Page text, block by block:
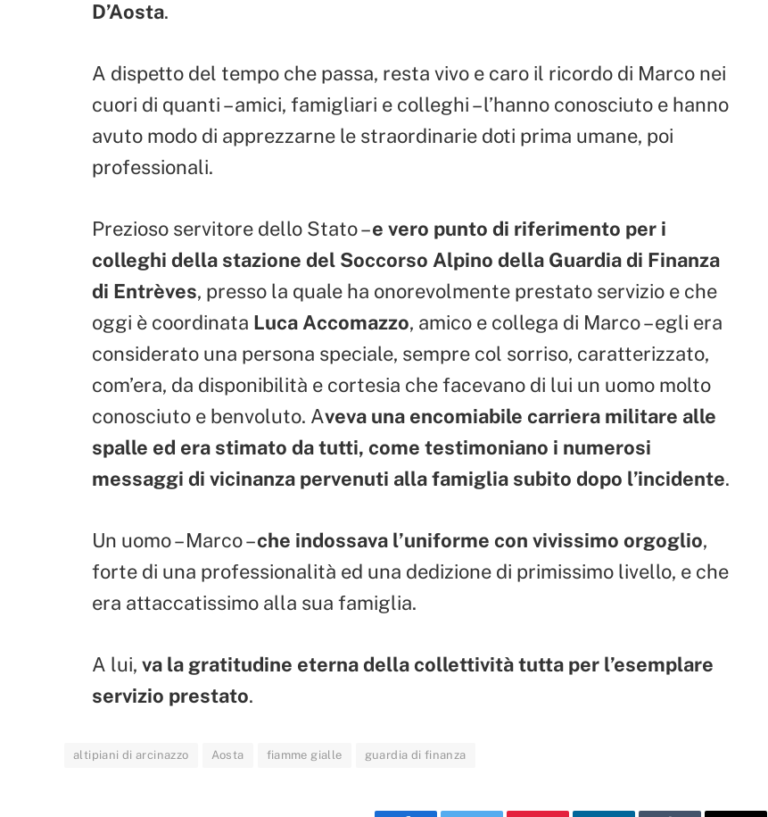
D’Aosta.
A dispetto del tempo che passa, resta vivo e caro il ricordo di Marco nei
cuori di quanti – amici, famigliari e colleghi – l’hanno conosciuto e hanno
avuto modo di apprezzarne le straordinarie doti prima umane, poi
professionali.
Prezioso servitore dello Stato –e vero punto di riferimento per i
colleghi della stazione del Soccorso Alpino della Guardia di Finanza
di Entrèves, presso la quale ha onorevolmente prestato servizio e che
oggi è coordinata Luca Accomazzo, amico e collega di Marco – egli era
considerato una persona speciale, sempre col sorriso, caratterizzato,
com’era, da disponibilità e cortesia che facevano di lui un uomo molto
conosciuto e benvoluto. Aveva una encomiabile carriera militare alle
spalle ed era stimato da tutti, come testimoniano i numerosi
messaggi di vicinanza pervenuti alla famiglia subito dopo l’incidente.
Un uomo – Marco –che indossava l’uniforme con vivissimo orgoglio,
forte di una professionalità ed una dedizione di primissimo livello, e che
era attaccatissimo alla sua famiglia.
A lui, va la gratitudine eterna della collettività tutta per l’esemplare
servizio prestato.
altipiani di arcinazzo Aosta fiamme gialle guardia di finanza